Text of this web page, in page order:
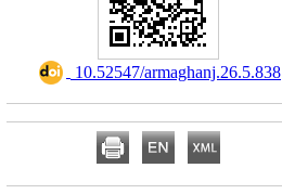
‎ 10.52547/armaghanj.26.5.838